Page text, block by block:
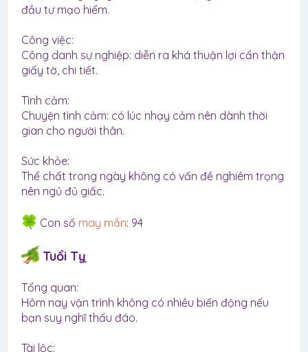
đầu tư mạo hiểm.
Công việc:
Công danh sự nghiệp: diễn ra khá thuận lợi cẩn thận
giấy tờ, chi tiết.
Tình cảm:
Chuyện tình cảm: có lúc nhạy cảm nên dành thời
gian cho người thân.
Sức khỏe:
Thể chất trong ngày không có vấn đề nghiêm trọng
nên ngủ đủ giấc.
Con số may mắn: 94
Tuổi Tỵ
Tổng quan:
Hôm nay vận trình không có nhiều biến động nếu
bạn suy nghĩ thấu đáo.
Tài lộc: